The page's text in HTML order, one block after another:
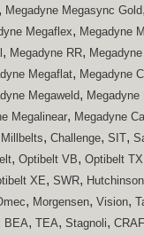
, Megadyne Megasync Gold,
Megaflex, Megadyne
, Megadyne RR,
Megaflat, Megadyne
Megaweld, Megadyne
Megalinear, Megadyne
, Challenge, SIT,
, Optibelt VB, Optibelt TX
XE, SWR, Hutchinson
, Morgensen, Vision,
BEA, TEA, Stagnoli,